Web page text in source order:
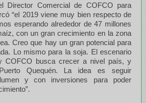
Director Comercial de COFCO para
“el 2019 viene muy bien respecto de
esperando alrededor de 47 millones
con un gran crecimiento en la zona
Creo que hay un gran potencial para
Lo mismo para la soja. El escenario
COFCO busca crecer a nivel país, y
Quequén. La idea es seguir
y con inversiones para poder